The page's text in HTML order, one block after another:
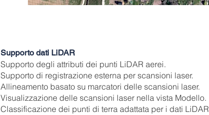
Supporto dati LiDAR
Supporto degli attributi dei punti LiDAR aerei.
Supporto di registrazione esterna per scansioni laser.
Allineamento basato su marcatori delle scansioni laser.
Visualizzazione delle scansioni laser nella vista Modello.
Classificazione dei punti di terra adattata per i dati LiDAR